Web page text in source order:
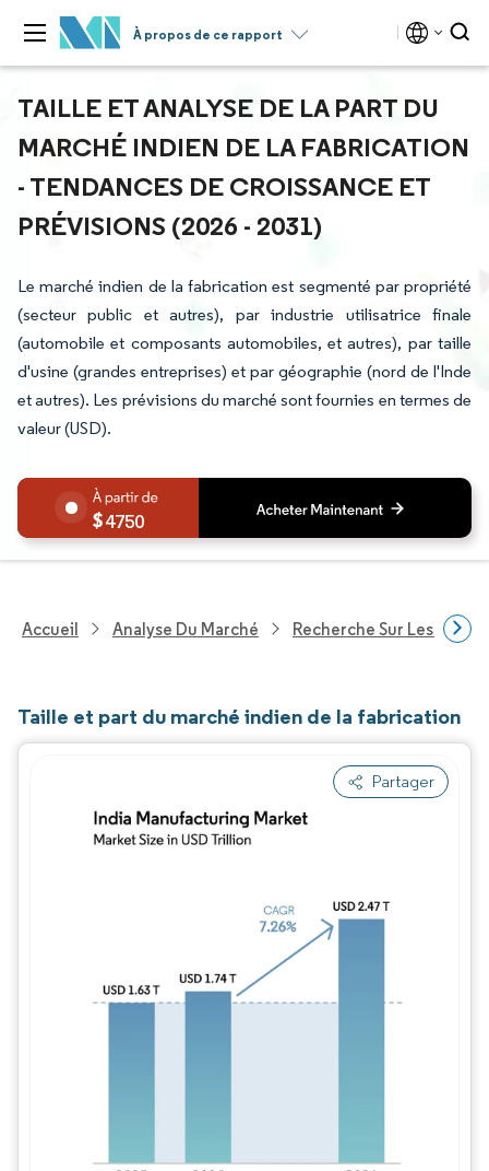
À propos de ce rapport
TAILLE ET ANALYSE DE LA PART DU
MARCHÉ INDIEN DE LA FABRICATION
- TENDANCES DE CROISSANCE ET
PRÉVISIONS (2026 - 2031)
Le marché indien de la fabrication est segmenté par propriété
(secteur public et autres), par industrie utilisatrice finale
(automobile et composants automobiles, et autres), par taille
d'usine (grandes entreprises) et par géographie (nord de l'Inde
et autres). Les prévisions du marché sont fournies en termes de
valeur (USD).
4750
Accueil Analyse Du Marché Recherche Sur Les
Taille et part du marché indien de la fabrication
Partager